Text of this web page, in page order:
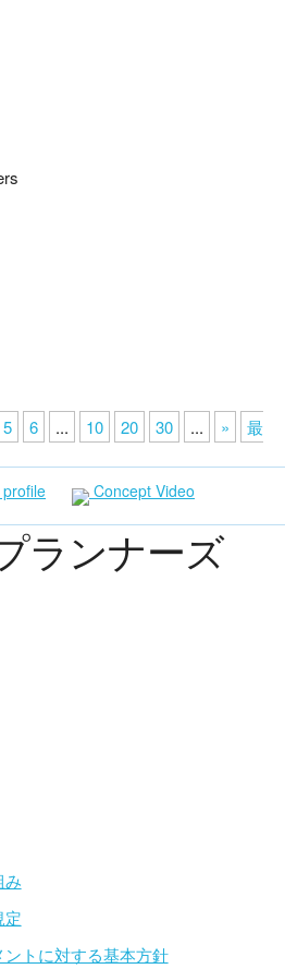
5 6 ... 10 20 30 ... »
最
Concept Video
ランナーズ
み
定
トに対する基本方針